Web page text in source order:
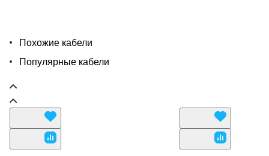
Похожие кабели
Популярные кабели